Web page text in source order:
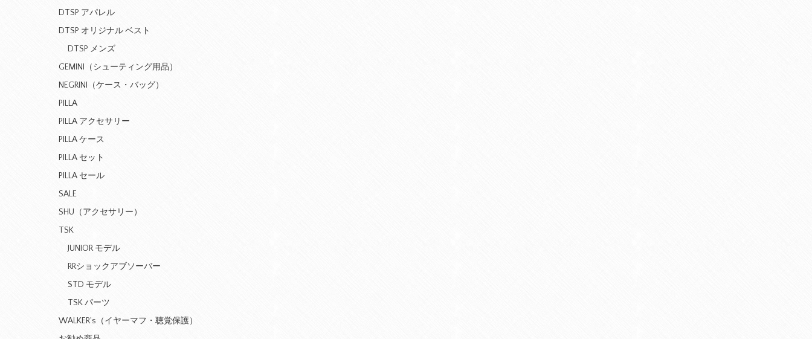
DTSP アパレル
DTSP オリジナル ベスト
DTSP メンズ
GEMINI（シューティング用品）
NEGRINI（ケース・バッグ）
PILLA
PILLA アクセサリー
PILLA ケース
PILLA セット
PILLA セール
SALE
SHU（アクセサリー）
TSK
JUNIOR モデル
RRショックアブソーバー
STD モデル
TSK パーツ
WALKER's（イヤーマフ・聴覚保護）